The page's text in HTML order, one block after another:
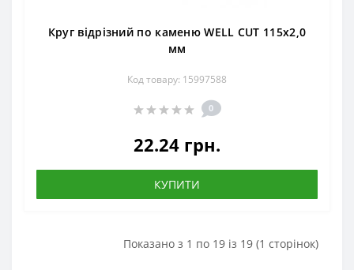
Круг відрізний по каменю WELL CUT 115х2,0
мм
Код товару: 15997588
0
22.24 грн.
КУПИТИ
Показано з 1 по 19 із 19 (1 сторінок)